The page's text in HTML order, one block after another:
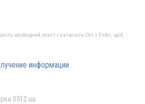
необхідний текст і натисніть Ctrl + Enter, щоб
информации
0512.ua